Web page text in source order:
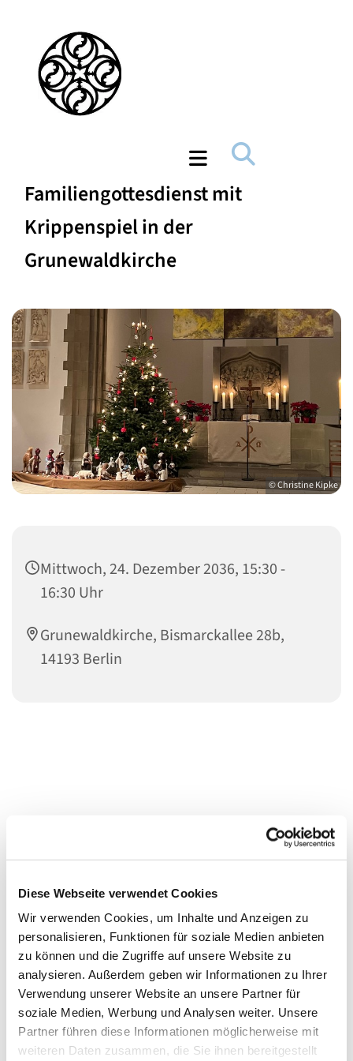
Diese Webseite verwendet Cookies
Wir verwenden Cookies, um Inhalte und Anzeigen zu
personalisieren, Funktionen für soziale Medien anbieten
zu können und die Zugriffe auf unsere Website zu
analysieren. Außerdem geben wir Informationen zu Ihrer
Verwendung unserer Website an unsere Partner für
soziale Medien, Werbung und Analysen weiter. Unsere
Partner führen diese Informationen möglicherweise mit
weiteren Daten zusammen, die Sie ihnen bereitgestellt
Familiengottesdienst mit
Krippenspiel in der
Grunewaldkirche
© Christine Kipke
Mittwoch, 24. Dezember 2036, 15:30 -
16:30 Uhr
Grunewaldkirche, Bismarckallee 28b,
14193 Berlin